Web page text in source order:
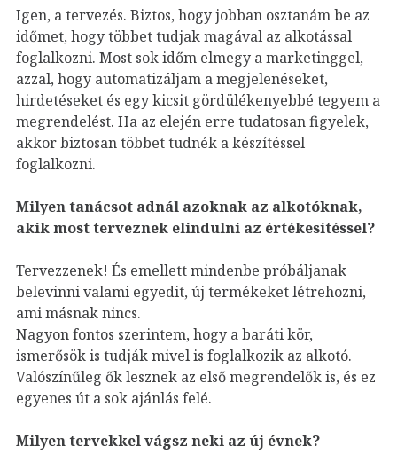
Igen, a tervezés. Biztos, hogy jobban osztanám be az
időmet, hogy többet tudjak magával az alkotással
foglalkozni. Most sok időm elmegy a marketinggel,
azzal, hogy automatizáljam a megjelenéseket,
hirdetéseket és egy kicsit gördülékenyebbé tegyem a
megrendelést. Ha az elején erre tudatosan figyelek,
akkor biztosan többet tudnék a készítéssel
foglalkozni.
Milyen tanácsot adnál azoknak az alkotóknak,
akik most terveznek elindulni az értékesítéssel?
Tervezzenek! És emellett mindenbe próbáljanak
belevinni valami egyedit, új termékeket létrehozni,
ami másnak nincs.
Nagyon fontos szerintem, hogy a baráti kör,
ismerősök is tudják mivel is foglalkozik az alkotó.
Valószínűleg ők lesznek az első megrendelők is, és ez
egyenes út a sok ajánlás felé.
Milyen tervekkel vágsz neki az új évnek?